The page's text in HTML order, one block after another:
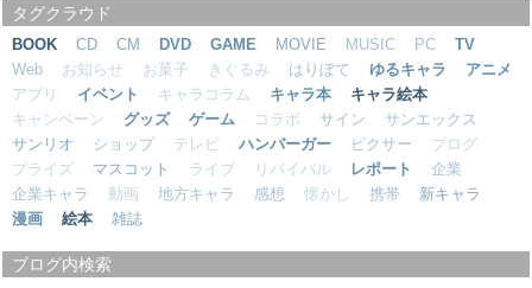
タグクラウド
BOOK CD CM DVD GAME MOVIE MUSIC PC
TV
Web
お知らせ お菓子 きぐるみ はりぼて ゆるキャラ
アニメ
アプリ
イベント キャラコラム キャラ本
キャラ絵本
キャンペーン
グッズ ゲーム コラボ サイン
サンエックス
サンリオ
ショップ テレビ ハンバーガー ピクサー
ブログ
プライズ
マスコット ライブ リバイバル レポート
企業
企業キャラ
動画 地方キャラ 感想 懐かし 携帯
新キャラ
漫画
絵本 雑誌
ブログ内検索